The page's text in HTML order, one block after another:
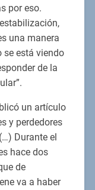
por eso.
una manera
se está viendo
de la
un artículo
y perdedores
Durante el
hace dos
de
va a haber